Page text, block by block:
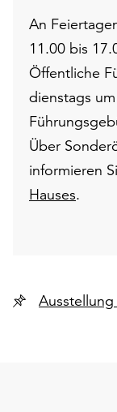
An
11.00 bis
Öffentliche
dienstags
Über
informieren
Hauses.